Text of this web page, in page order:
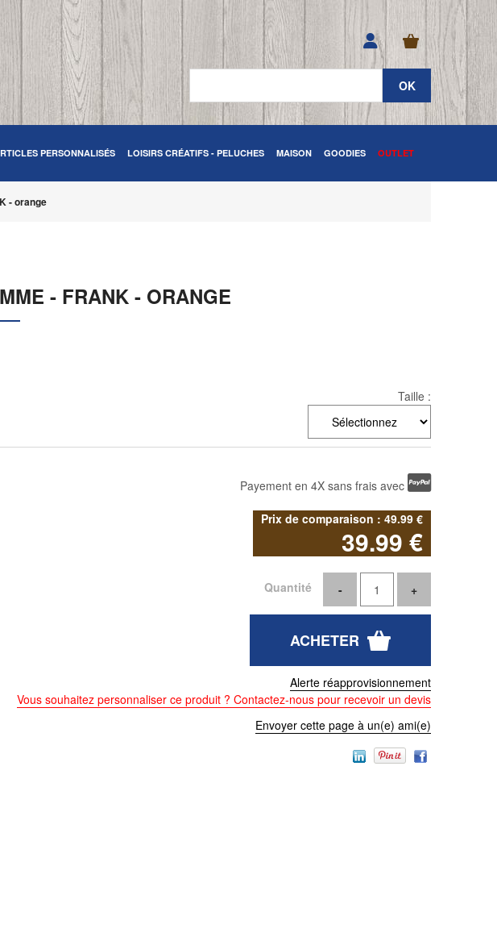
PERSONNALISÉS LOISIRS CRÉATIFS - PELUCHES MAISON GOODIES OUTLET
- orange
- FRANK - ORANGE
Taille :
Payement en 4X sans frais avec
49.99 €
39.99 €
Quantité
Alerte réapprovisionnement
Vous souhaitez personnaliser ce produit ? Contactez-nous pour recevoir un devis
Envoyer cette page à un(e) ami(e)